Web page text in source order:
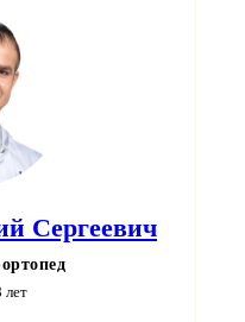
Сергеевич